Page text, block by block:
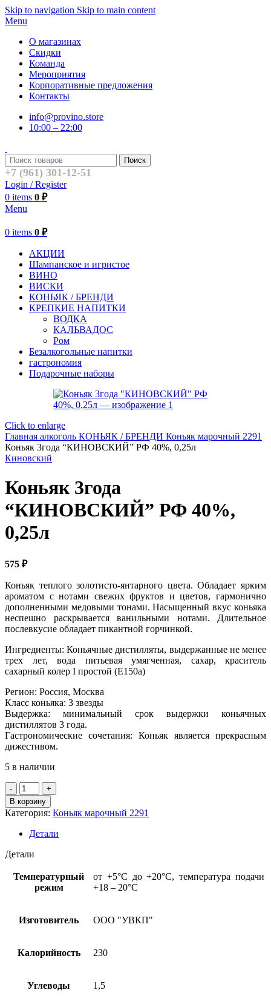
Skip to navigation Skip to main content
Menu
О магазинах
Скидки
Команда
Мероприятия
Корпоративные предложения
Контакты
info@provino.store
10:00 – 22:00
Поиск
+7 (961) 301-12-51
Login / Register
0 items 0 ₽
Menu
0 items 0 ₽
АКЦИИ
Шампанское и игристое
ВИНО
ВИСКИ
КОНЬЯК / БРЕНДИ
КРЕПКИЕ НАПИТКИ
ВОДКА
КАЛЬВАДОС
Ром
Безалкогольные напитки
гастрономия
Подарочные наборы
Click to enlarge
Главная алкоголь КОНЬЯК / БРЕНДИ Коньяк марочный 2291
Коньяк 3года “КИНОВСКИЙ” РФ 40%, 0,25л
Киновский
Коньяк 3года
“КИНОВСКИЙ” РФ 40%,
0,25л
575 ₽
Коньяк теплого золотисто-янтарного цвета. Обладает ярким
ароматом с нотами свежих фруктов и цветов, гармонично
дополненными медовыми тонами. Насыщенный вкус коньяка
неспешно раскрывается ванильными нотами. Длительное
послевкусие обладает пикантной горчинкой.
Ингредиенты: Коньячные дистилляты, выдержанные не менее
трех лет, вода питьевая умягченная, сахар, краситель
сахарный колер I простой (Е150а)
Регион: Россия, Москва
Класс коньяка: 3 звезды
Выдержка: минимальный срок выдержки коньячных
дистиллятов 3 года.
Гастрономические сочетания: Коньяк является прекрасным
дижестивом.
5 в наличии
Количество
товара
Коньяк
3года
"КИНОВСКИЙ"
РФ
40%,
В корзину
Категория: Коньяк марочный 2291
Детали
Детали
Температурный
режим
от +5°С до +20°С, температура подачи
+18 – 20°С
Изготовитель ООО "УВКП"
Калорийность 230
Углеводы 1,5